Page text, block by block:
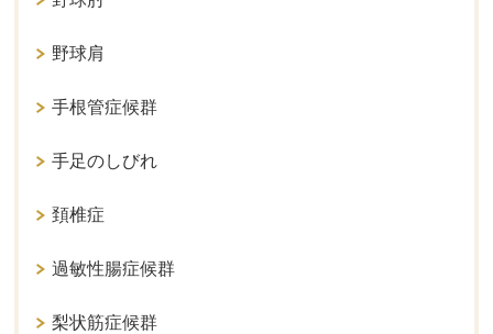
野球肩
手根管症候群
手足のしびれ
頚椎症
過敏性腸症候群
梨状筋症候群